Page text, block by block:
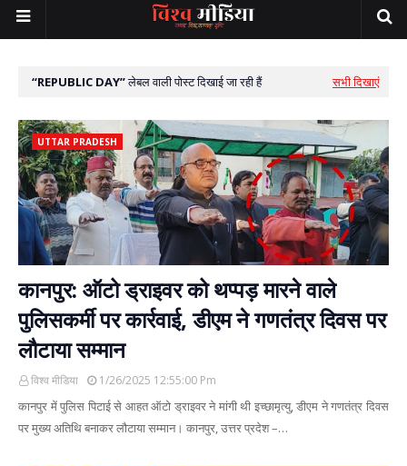
REPUBLIC DAY लेबल वाली पोस्ट दिखाई जा रही हैं सभी दिखाएं
UTTAR PRADESH
कानपुर: ऑटो ड्राइवर को थप्पड़ मारने वाले
पुलिसकर्मी पर कार्रवाई, डीएम ने गणतंत्र दिवस पर
लौटाया सम्मान
विश्व मीडिया 1/26/2025 12:55:00 Pm
कानपुर में पुलिस पिटाई से आहत ऑटो ड्राइवर ने मांगी थी इच्छामृत्यु, डीएम ने गणतंत्र दिवस
पर मुख्य अतिथि बनाकर लौटाया सम्मान। कानपुर, उत्तर प्रदेश –…